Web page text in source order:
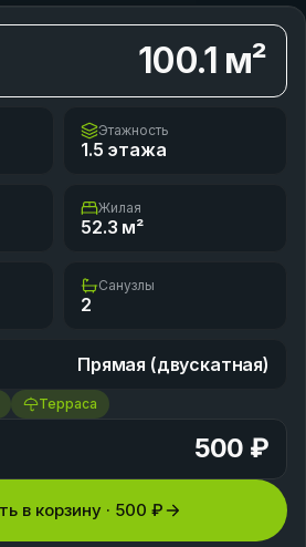
100.1 м²
Этажность
1.5 этажа
Жилая
52.3 м²
Санузлы
2
Прямая (двускатная)
Терраса
500 ₽
в корзину · 500 ₽